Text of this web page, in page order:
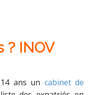
? INOV
ans un cabinet de